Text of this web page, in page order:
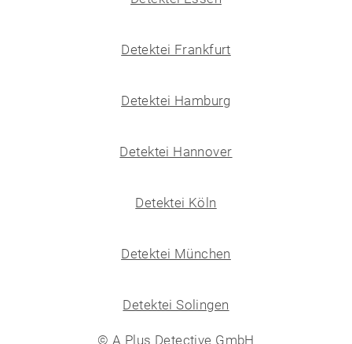
Detektei Frankfurt
Detektei Hamburg
Detektei Hannover
Detektei Köln
Detektei München
Detektei Solingen
© A Plus Detective GmbH